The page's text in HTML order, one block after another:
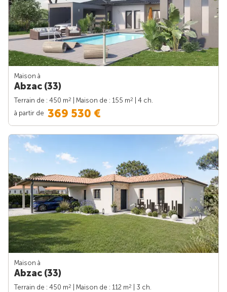
Maison à
Abzac (33)
Terrain de : 450 m2 | Maison de : 155 m2
| 4 ch.
à partir de 369 530 €
Maison à
Abzac (33)
Terrain de : 450 m2 | Maison de : 112 m2
| 3 ch.